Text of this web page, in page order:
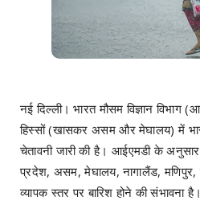
नई दिल्ली। भारत मौसम विज्ञान विभाग
हिस्सों (खासकर असम और मेघालय) में
चेतावनी जारी की है। आईएमडी के
प्रदेश, असम, मेघालय, नागालैंड, मणिपुर,
व्यापक स्तर पर बारिश होने की संभावना है।